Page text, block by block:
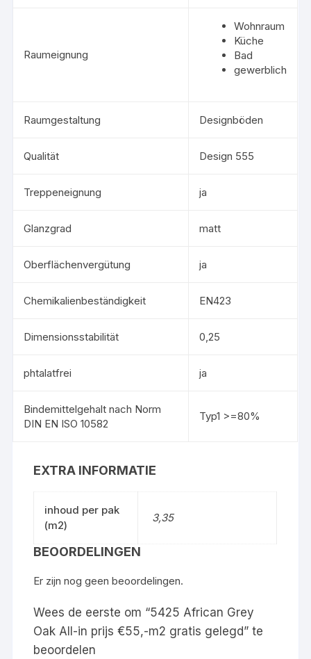
Raumeignung
Wohnraum
Küche
Bad
gewerblich
Raumgestaltung Designböden
Qualität Design 555
Treppeneignung ja
Glanzgrad matt
Oberflächenvergütung ja
Chemikalienbeständigkeit EN423
Dimensionsstabilität 0,25
phtalatfrei ja
Bindemittelgehalt nach Norm
DIN EN ISO 10582
Typ1 >=80%
EXTRA INFORMATIE
inhoud per pak
(m2)
3,35
BEOORDELINGEN
Er zijn nog geen beoordelingen.
Wees de eerste om “5425 African Grey
Oak All-in prijs €55,-m2 gratis gelegd” te
beoordelen